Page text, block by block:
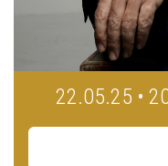
22.05.25 •